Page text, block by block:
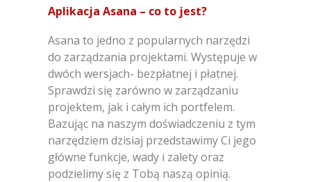
Aplikacja Asana – co to jest?
Asana to jedno z popularnych narzędzi
do zarządzania projektami. Występuje w
dwóch wersjach- bezpłatnej i płatnej.
Sprawdzi się zarówno w zarządzaniu
projektem, jak i całym ich portfelem.
Bazując na naszym doświadczeniu z tym
narzędziem dzisiaj przedstawimy Ci jego
główne funkcje, wady i zalety oraz
podzielimy się z Tobą naszą opinią.